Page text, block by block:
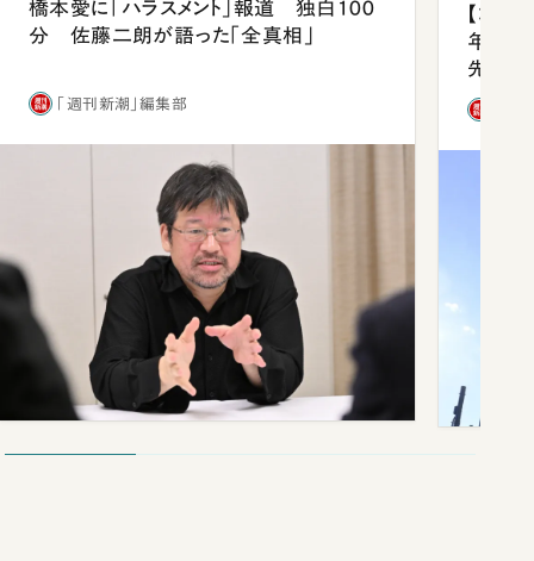
橋本愛に「ハラスメント」報道 独白100
分 佐藤二朗が語った「全真相」
「週刊新潮」編集部
【コン
年会は
先1位